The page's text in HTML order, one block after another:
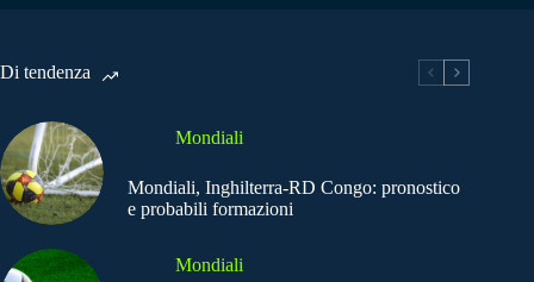
Di tendenza
Mondiali
Mondiali, Inghilterra-RD Congo: pronostico
e probabili formazioni
Mondiali